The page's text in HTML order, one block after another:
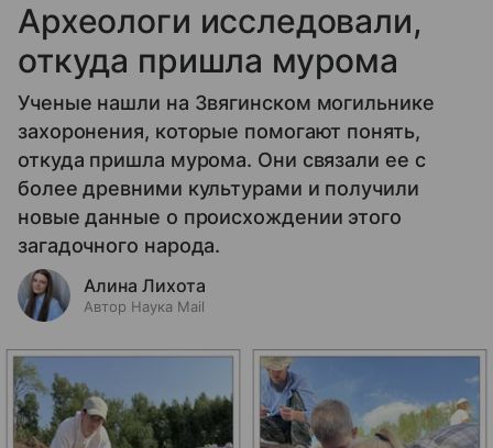
Археологи исследовали,
откуда пришла мурома
Ученые нашли на Звягинском могильнике
захоронения, которые помогают понять,
откуда пришла мурома. Они связали ее с
более древними культурами и получили
новые данные о происхождении этого
загадочного народа.
Алина Лихота
Автор Наука Mail